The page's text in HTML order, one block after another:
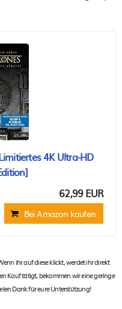
4K Ultra-HD
62,99 EUR
Bei Amazon kaufen
ihr auf diese klickt, werdet ihr direkt
Kauf tätigt, bekommen wir eine geringe
Dank für eure Unterstützung!